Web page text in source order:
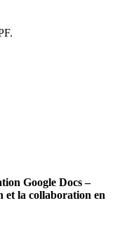
Google Docs –
la collaboration en